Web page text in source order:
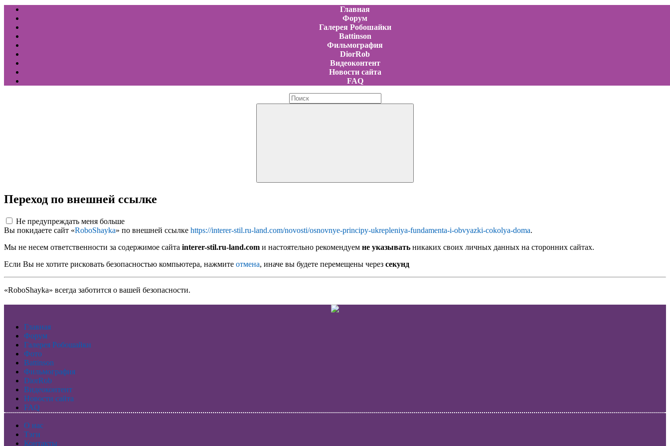
Главная
Форум
Галерея Робошайки
Battinson
Фильмография
DiorRob
Видеоконтент
Новости сайта
FAQ
Переход по внешней ссылке
Не предупреждать меня больше
Вы покидаете сайт «RoboShayka» по внешней ссылке https://interer-stil.ru-land.com/novosti/osnovnye-principy-ukrepleniya-fundamenta-i-obvyazki-cokolya-doma.
Мы не несем ответственности за содержимое сайта interer-stil.ru-land.com и настоятельно рекомендуем не указывать никаких своих личных данных на сторонних сайтах.
Если Вы не хотите рисковать безопасностью компьютера, нажмите отмена, иначе вы будете перемещены через секунд
«RoboShayka» всегда заботится о вашей безопасности.
Главная
Форум
Галерея Робошайки
Фото
Battinson
Фильмография
DiorRob
Видеоконтент
Новости сайта
FAQ
О нас
Тэги
Контакты